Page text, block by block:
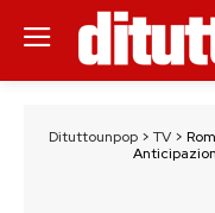
Dituttounpop > TV >